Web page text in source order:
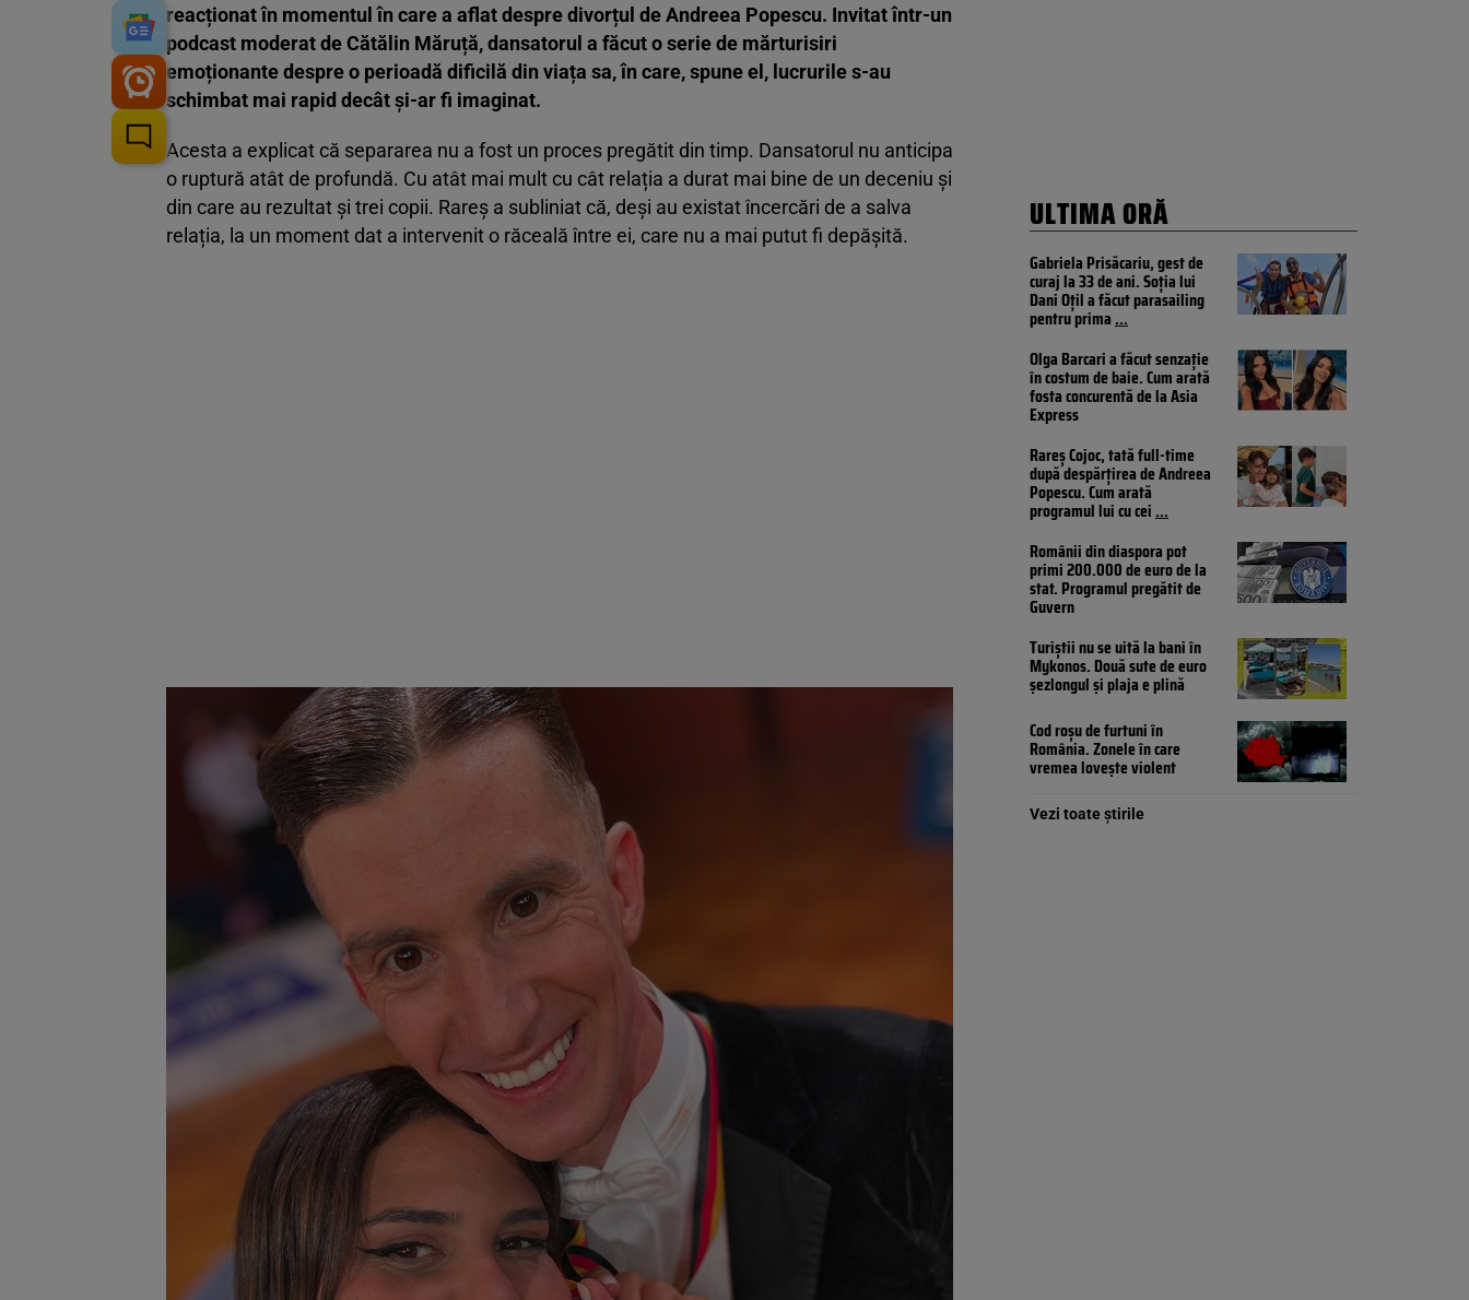
reacționat în momentul în care a aflat despre divorțul de Andreea Popescu. Invitat într-un
podcast moderat de Cătălin Măruță, dansatorul a făcut o serie de mărturisiri
emoționante despre o perioadă dificilă din viața sa, în care, spune el, lucrurile s-au
schimbat mai rapid decât și-ar fi imaginat.
Acesta a explicat că separarea nu a fost un proces pregătit din timp. Dansatorul nu anticipa
o ruptură atât de profundă. Cu atât mai mult cu cât relația a durat mai bine de un deceniu și
din care au rezultat și trei copii. Rareș a subliniat că, deși au existat încercări de a salva
relația, la un moment dat a intervenit o răceală între ei, care nu a mai putut fi depășită.
ULTIMA ORĂ
Gabriela Prisăcariu, gest de
curaj la 33 de ani. Soția lui
Dani Oțil a făcut parasailing
pentru prima...
Olga Barcari a făcut senzație
în costum de baie. Cum arată
fosta concurentă de la Asia
Express
Rareș Cojoc, tată full-time
după despărțirea de Andreea
Popescu. Cum arată
programul lui cu cei...
Românii din diaspora pot
primi 200.000 de euro de la
stat. Programul pregătit de
Guvern
Turiștii nu se uită la bani în
Mykonos. Două sute de euro
șezlongul și plaja e plină
Cod roșu de furtuni în
România. Zonele în care
vremea lovește violent
Vezi toate știrile